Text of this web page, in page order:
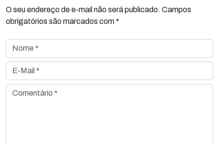
O seu endereço de e-mail não será publicado. Campos
obrigatórios são marcados com *
Nome *
E-Mail *
Comentário *